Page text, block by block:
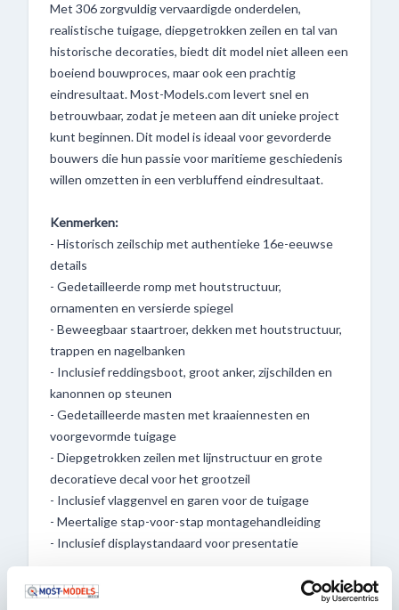
Met 306 zorgvuldig vervaardigde onderdelen,
realistische tuigage, diepgetrokken zeilen en tal van
historische decoraties, biedt dit model niet alleen een
boeiend bouwproces, maar ook een prachtig
eindresultaat. Most-Models.com levert snel en
betrouwbaar, zodat je meteen aan dit unieke project
kunt beginnen. Dit model is ideaal voor gevorderde
bouwers die hun passie voor maritieme geschiedenis
willen omzetten in een verbluffend eindresultaat.
Kenmerken:
- Historisch zeilschip met authentieke 16e-eeuwse
details
- Gedetailleerde romp met houtstructuur,
ornamenten en versierde spiegel
- Beweegbaar staartroer, dekken met houtstructuur,
trappen en nagelbanken
- Inclusief reddingsboot, groot anker, zijschilden en
kanonnen op steunen
- Gedetailleerde masten met kraaiennesten en
voorgevormde tuigage
- Diepgetrokken zeilen met lijnstructuur en grote
decoratieve decal voor het grootzeil
- Inclusief vlaggenvel en garen voor de tuigage
- Meertalige stap-voor-stap montagehandleiding
- Inclusief displaystandaard voor presentatie
Laat je inspireren door de maritieme geschiedenis en